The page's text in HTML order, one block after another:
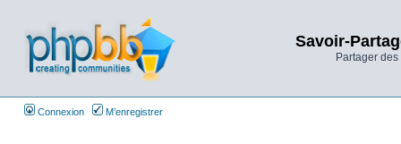
Savoir-
Partager
Connexion M’enregistrer